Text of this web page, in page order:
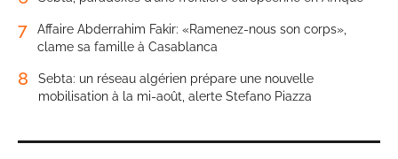
7
Affaire Abderrahim Fakir: «Ramenez-nous son corps»,
clame sa famille à Casablanca
8
Sebta: un réseau algérien prépare une nouvelle
mobilisation à la mi-août, alerte Stefano Piazza